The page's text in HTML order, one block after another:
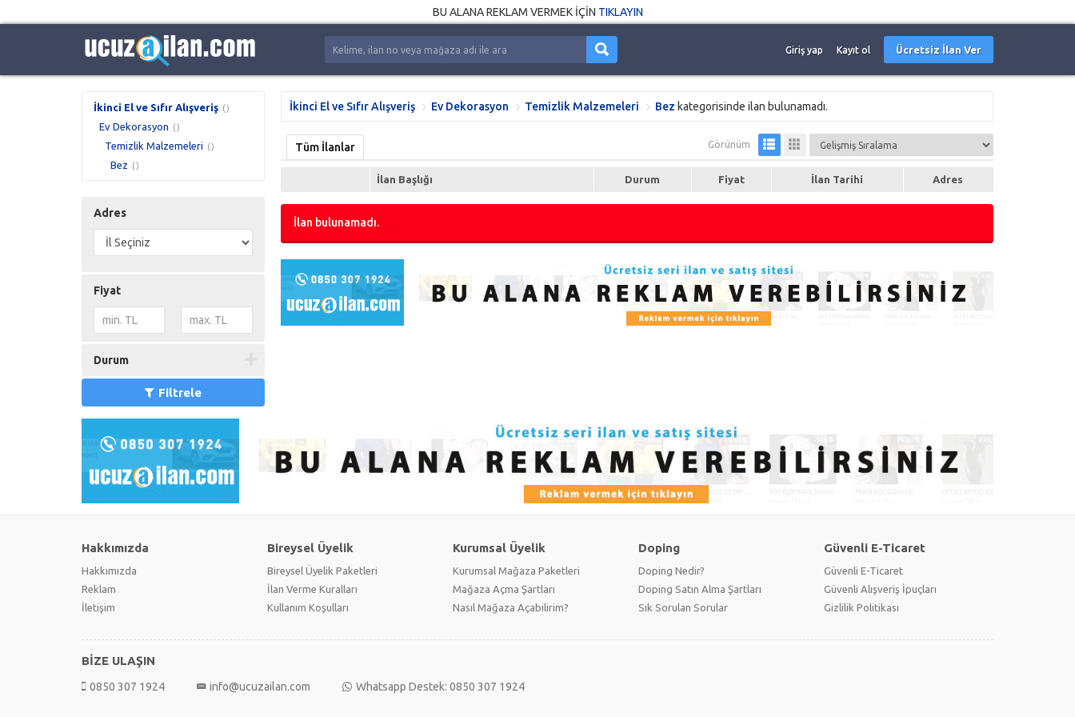
BU ALANA REKLAM VERMEK İÇİN TIKLAYIN
Giriş yap Kayıt ol Ücretsiz İlan Ver
İkinci El ve Sıfır Alışveriş ()
Ev Dekorasyon ()
Temizlik Malzemeleri ()
Bez ()
Adres
Fiyat
Durum
Filtrele
İkinci El ve Sıfır Alışveriş Ev Dekorasyon Temizlik Malzemeleri Bez kategorisinde ilan bulunamadı.
Tüm İlanlar Görünüm
İlan Başlığı Durum Fiyat İlan Tarihi Adres
İlan bulunamadı.
Hakkımızda
Hakkımızda
Reklam
İletişim
Bireysel Üyelik
Bireysel Üyelik Paketleri
İlan Verme Kuralları
Kullanım Koşulları
Kurumsal Üyelik
Kurumsal Mağaza Paketleri
Mağaza Açma Şartları
Nasıl Mağaza Açabilirim?
Doping
Doping Nedir?
Doping Satın Alma Şartları
Sık Sorulan Sorular
Güvenli E-Ticaret
Güvenli E-Ticaret
Güvenli Alışveriş İpuçları
Gizlilik Politikası
BİZE ULAŞIN
0850 307 1924 info@ucuzailan.com Whatsapp Destek: 0850 307 1924